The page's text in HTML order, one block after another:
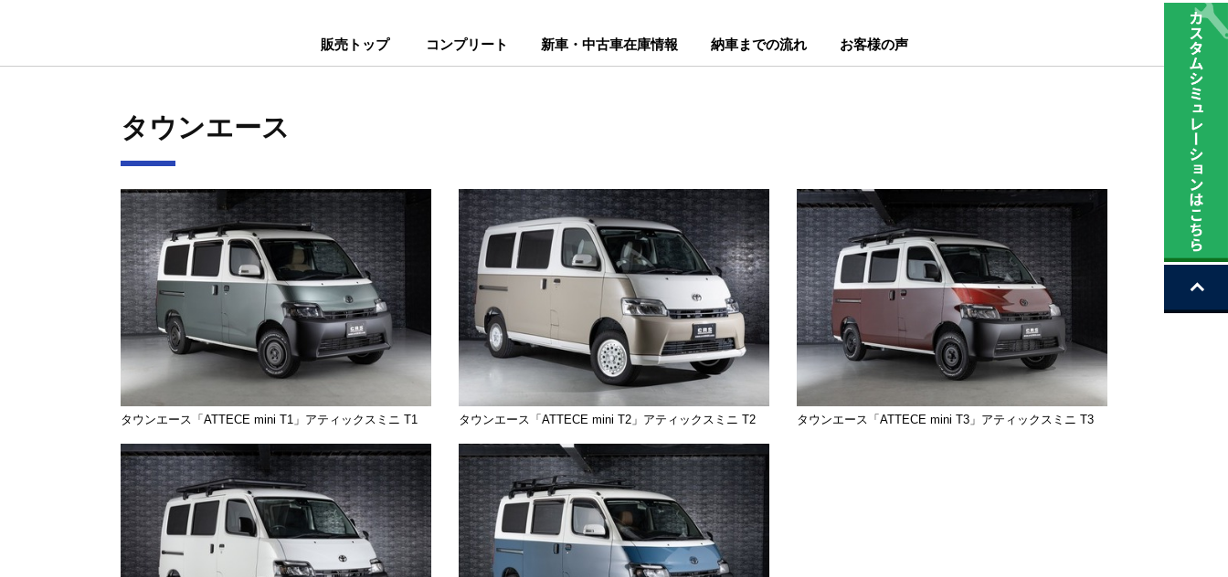
販売トップ コンプリート 新車・中古車在庫情報 納車までの流れ お客様の声
タウンエース
タウンエース「ATTECE mini T1」アティックスミニ T1 タウンエース「ATTECE mini T2」アティックスミニ T2 タウンエース「ATTECE mini T3」アティックスミニ T3